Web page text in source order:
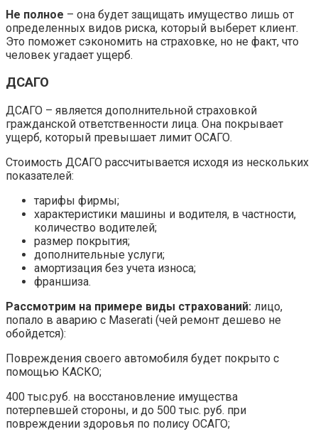
Не полное – она будет защищать имущество лишь от
определенных видов риска, который выберет клиент.
Это поможет сэкономить на страховке, но не факт, что
человек угадает ущерб.
ДСАГО
ДСАГО – является дополнительной страховкой
гражданской ответственности лица. Она покрывает
ущерб, который превышает лимит ОСАГО.
Стоимость ДСАГО рассчитывается исходя из нескольких
показателей:
тарифы фирмы;
характеристики машины и водителя, в частности,
количество водителей;
размер покрытия;
дополнительные услуги;
амортизация без учета износа;
франшиза.
Рассмотрим на примере виды страхований: лицо,
попало в аварию с Maserati (чей ремонт дешево не
обойдется):
Повреждения своего автомобиля будет покрыто с
помощью КАСКО;
400 тыс.руб. на восстановление имущества
потерпевшей стороны, и до 500 тыс. руб. при
повреждении здоровья по полису ОСАГО;